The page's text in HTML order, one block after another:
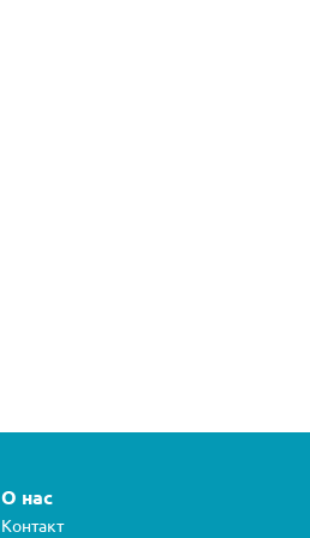
О нас
Контакт